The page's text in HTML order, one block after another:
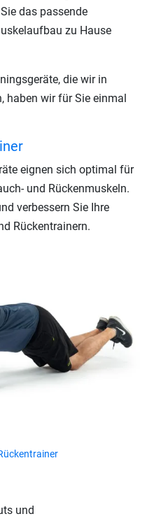
das passende
zu Hause
die wir in
haben wir für Sie einmal
eignen sich optimal für
und Rückenmuskeln.
verbessern Sie Ihre
Rückentrainern.
und